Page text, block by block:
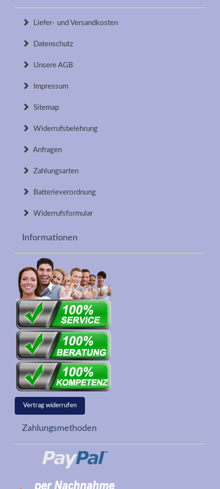
Liefer- und Versandkosten
Datenschutz
Unsere AGB
Impressum
Sitemap
Widerrufsbelehrung
Anfragen
Zahlungsarten
Batterieverordnung
Widerrufsformular
Informationen
Vertrag widerrufen
Zahlungsmethoden